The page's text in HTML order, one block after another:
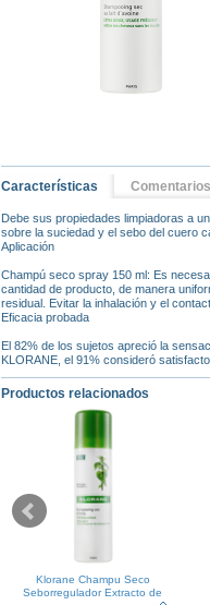
Características Comentarios
Debe sus propiedades limpiadoras a
sobre la suciedad y el sebo del cuero
Aplicación
Champú seco spray 150 ml: Es
cantidad de producto, de manera
residual. Evitar la inhalación y el
Eficacia probada
El 82% de los sujetos apreció la
KLORANE, el 91% consideró
Productos relacionados
Klorane Champu Seco
Seborregulador Extracto de